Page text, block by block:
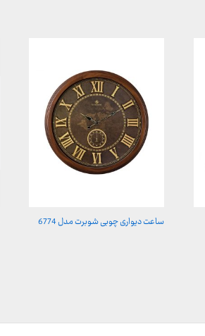
ساعت دیواری چوبی شوبرت مدل 6774